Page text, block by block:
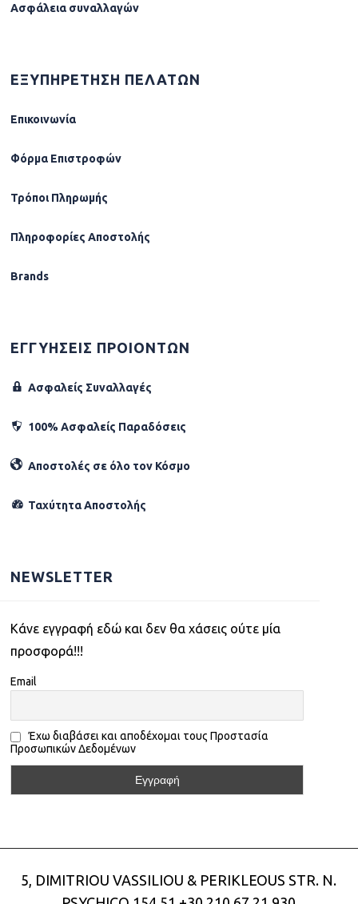
Ασφάλεια συναλλαγών
ΕΞΥΠΗΡΕΤΗΣΗ ΠΕΛΑΤΩΝ
Επικοινωνία
Φόρµα Επιστροφών
Τρόποι Πληρωμής
Πληροφορίες Αποστολής
Brands
ΕΓΓΥΗΣΕΙΣ ΠΡΟΙΟΝΤΩΝ
Ασφαλείς Συναλλαγές
100% Ασφαλείς Παραδόσεις
Αποστολές σε όλο τον Κόσµο
Ταχύτητα Αποστολής
NEWSLETTER
Kάνε εγγραφή εδώ και δεν θα χάσεις ούτε μία
προσφορά!!!
Email
Έχω διαβάσει και αποδέχομαι τους Προστασία
Προσωπικών Δεδομένων
5, DIMITRIOU VASSILIOU & PERIKLEOUS STR. N.